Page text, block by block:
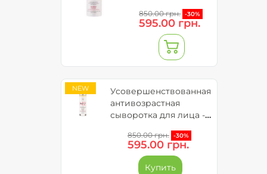
крем для лица –
RETI 5GFs
850.00 грн. -30%
595.00 грн.
NEW
Усовершенствованная
антивозрастная
сыворотка для лица -
850.00 грн. -30%
595.00 грн.
Купить